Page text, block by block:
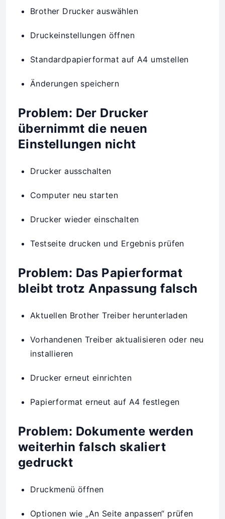
Brother Drucker auswählen
Druckeinstellungen öffnen
Standardpapierformat auf A4 umstellen
Änderungen speichern
Problem: Der Drucker
übernimmt die neuen
Einstellungen nicht
Drucker ausschalten
Computer neu starten
Drucker wieder einschalten
Testseite drucken und Ergebnis prüfen
Problem: Das Papierformat
bleibt trotz Anpassung falsch
Aktuellen Brother Treiber herunterladen
Vorhandenen Treiber aktualisieren oder neu
installieren
Drucker erneut einrichten
Papierformat erneut auf A4 festlegen
Problem: Dokumente werden
weiterhin falsch skaliert
gedruckt
Druckmenü öffnen
Optionen wie „An Seite anpassen“ prüfen